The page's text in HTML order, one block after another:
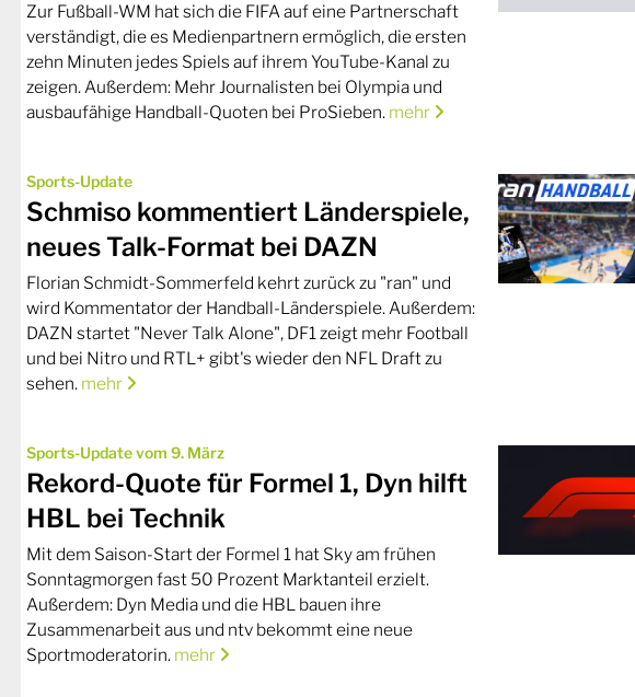
Zur Fußball-WM hat sich die FIFA auf eine Partnerschaft
verständigt, die es Medienpartnern ermöglich, die ersten
zehn Minuten jedes Spiels auf ihrem YouTube-Kanal zu
zeigen. Außerdem: Mehr Journalisten bei Olympia und
ausbaufähige Handball-Quoten bei ProSieben. mehr
Sports-Update
Schmiso kommentiert Länderspiele,
neues Talk-Format bei DAZN
Florian Schmidt-Sommerfeld kehrt zurück zu "ran" und
wird Kommentator der Handball-Länderspiele. Außerdem:
DAZN startet "Never Talk Alone", DF1 zeigt mehr Football
und bei Nitro und RTL+ gibt's wieder den NFL Draft zu
sehen. mehr
Sports-Update vom 9. März
Rekord-Quote für Formel 1, Dyn hilft
HBL bei Technik
Mit dem Saison-Start der Formel 1 hat Sky am frühen
Sonntagmorgen fast 50 Prozent Marktanteil erzielt.
Außerdem: Dyn Media und die HBL bauen ihre
Zusammenarbeit aus und ntv bekommt eine neue
Sportmoderatorin. mehr